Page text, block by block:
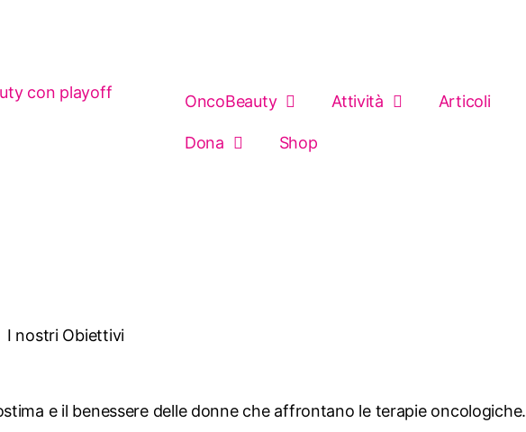
OncoBeauty Attività Articoli
Dona Shop
I nostri Obiettivi
e il benessere delle donne che affrontano le terapie oncologiche.